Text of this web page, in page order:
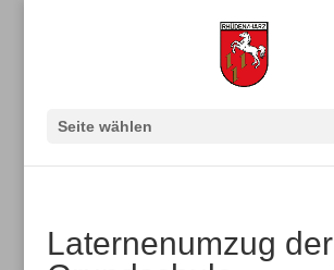
Seite wählen
Laternenumzug der